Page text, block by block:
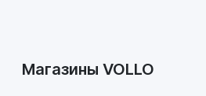
Магазины VOLLO